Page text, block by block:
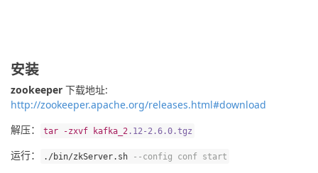
安装
zookeeper
http://zookeeper.apache.org/releases.html#download
解压：
tar -zxvf kafka_2 . 12 - 2 .6.0.tgz
运行： . /bin/zkServer. sh -- config conf start